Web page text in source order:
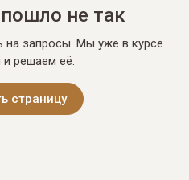
не так
на запросы. Мы уже в курсе
решаем её.
страницу